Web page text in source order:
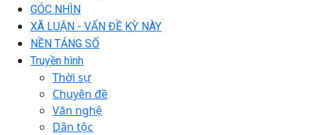
GÓC NHÌN
XÃ LUẬN - VẤN ĐỀ KỲ NÀY
NỀN TẢNG SỐ
Truyền hình
Thời sự
Chuyên đề
Văn nghệ
Dân tộc